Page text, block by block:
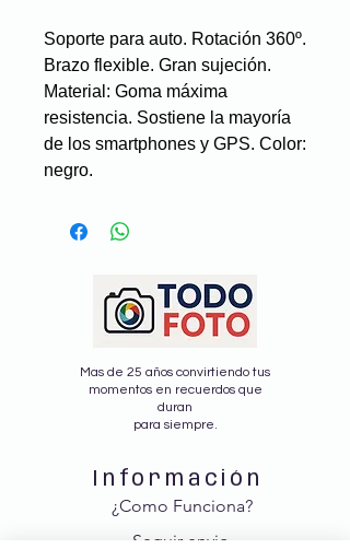
Soporte para auto. Rotación 360º.
Brazo flexible. Gran sujeción.
Material: Goma máxima
resistencia. Sostiene la mayoría
de los smartphones y GPS. Color:
negro.
Mas de 25 años convirtiendo tus
momentos en recuerdos que
duran
para siempre.
Información
¿Como Funciona?
Seguir envio